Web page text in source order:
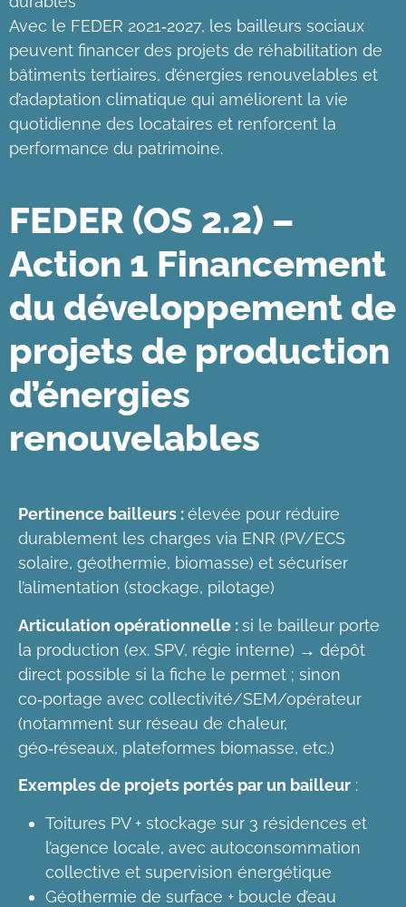
Avec le FEDER 2021‑2027, les bailleurs sociaux
peuvent financer des projets de réhabilitation de
bâtiments tertiaires, d’énergies renouvelables et
d’adaptation climatique qui améliorent la vie
quotidienne des locataires et renforcent la
performance du patrimoine.
FEDER (OS 2.2) –
Action 1 Financement
du développement de
projets de production
d’énergies
renouvelables
Pertinence bailleurs :élevée pour réduire
durablement les charges via ENR (PV/ECS
solaire, géothermie, biomasse) et sécuriser
l’alimentation (stockage, pilotage)
Articulation opérationnelle :si le bailleur porte
la production (ex. SPV, régie interne) → dépôt
direct possible si la fiche le permet ; sinon
co‑portage avec collectivité/SEM/opérateur
(notamment sur réseau de chaleur,
géo‑réseaux, plateformes biomasse, etc.)
Exemples de projets portés par un bailleur :
Toitures PV + stockage sur 3 résidences et
l’agence locale, avec autoconsommation
collective et supervision énergétique
Géothermie de surface + boucle d’eau